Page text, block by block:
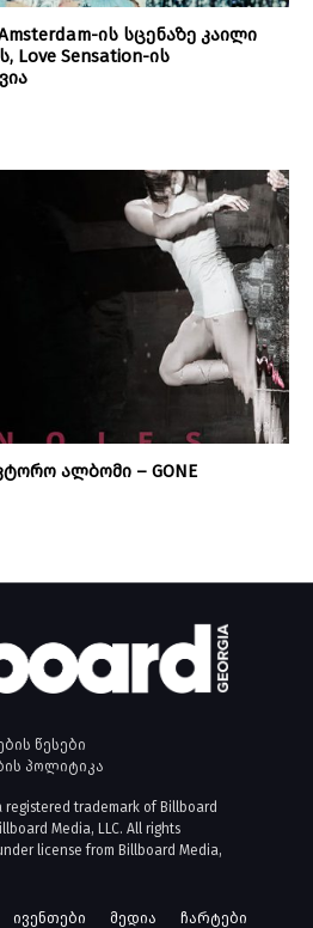
ის სცენაზე კაილი
Love Sensation-ის
ალბომი – GONE
წესები
პოლიტიკა
registered trademark of Billboard
Media, LLC. All rights
license from Billboard Media,
ივენთები მედია ჩარტები